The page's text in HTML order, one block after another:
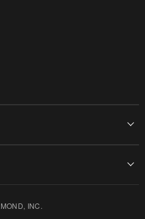
INC.